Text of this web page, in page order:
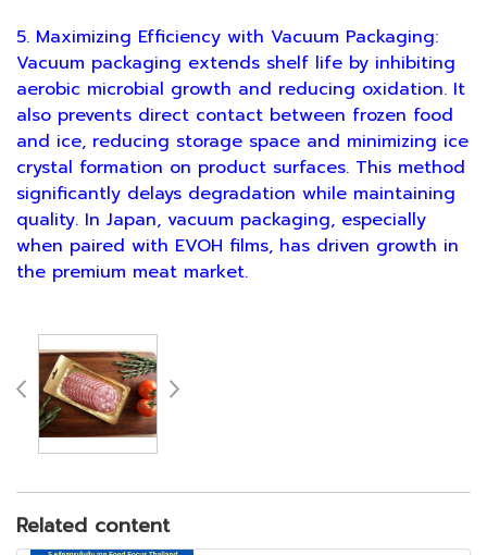
5. Maximizing Efficiency with Vacuum Packaging:
Vacuum packaging extends shelf life by inhibiting
aerobic microbial growth and reducing oxidation. It
also prevents direct contact between frozen food
and ice, reducing storage space and minimizing ice
crystal formation on product surfaces. This method
significantly delays degradation while maintaining
quality. In Japan, vacuum packaging, especially
when paired with EVOH films, has driven growth in
the premium meat market.
Related content